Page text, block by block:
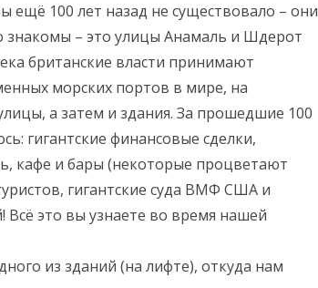
100 лет назад не существовало – они
знакомы – это улицы Анамаль и Шдерот
британские власти принимают
морских портов в мире, на
а затем и здания. За прошедшие 100
гигантские финансовые сделки,
кафе и бары (некоторые процветают
гигантские суда ВМФ США и
это вы узнаете во время нашей
из зданий (на лифте), откуда нам